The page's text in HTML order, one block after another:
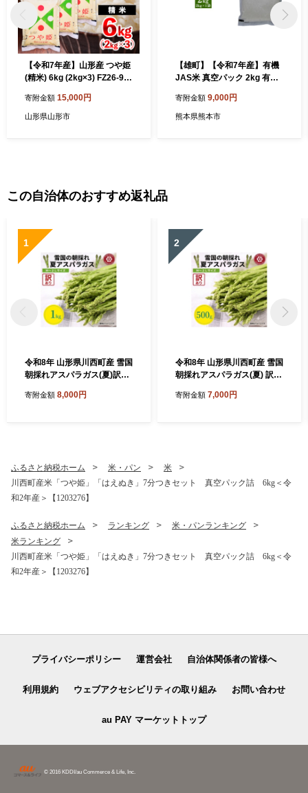
【令和7年産】山形産 つや姫
(精米) 6kg (2kg×3) FZ26-92
形市
寄附金額 15,000円
山形県山形市
【雄町】【令和7年産】有機
JAS米 真空パック 2kg 有機J
寄附金額 9,000円
熊本県熊本市
この自治体のおすすめ返礼品
1
令和8年 山形県川西町産 雪国
朝採れアスパラガス(夏)訳あ
【1764660】
寄附金額 8,000円
2
令和8年 山形県川西町産 雪国
朝採れアスパラガス(夏) 訳あ
g【1764659】
寄附金額 7,000円
ふるさと納税ホーム 米・パン
米
川西町産米「つや姫」「はえぬき」7分つきセット 真空パック詰 6kg＜令
和2年産＞【1203276】
ふるさと納税ホーム ランキング
米・パンランキング
米ランキング
川西町産米「つや姫」「はえぬき」7分つきセット 真空パック詰 6kg＜令
和2年産＞【1203276】
プライバシーポリシー 運営会社 自治体関係者の皆様へ
利用規約 ウェブアクセシビリティの取り組み お問い合わせ
au PAY マーケットトップ
© 2016 KDDI/au Commerce & Life, Inc.